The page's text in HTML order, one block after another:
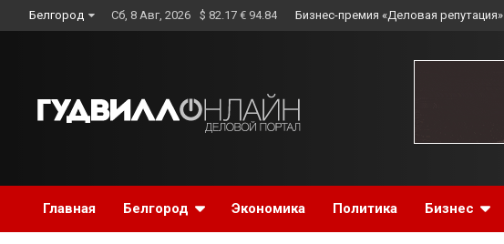
to
Белгород Сб, 8 Авг, 2026 $ 82.17 € 94.84 Бизнес-премия «Деловая репутация»
Главная Белгород Экономика Политика Бизнес